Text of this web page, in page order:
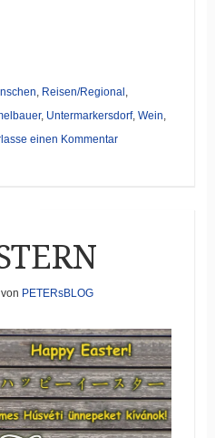
, Reisen/Regional ,
, Untermarkersdorf, Wein,
einen Kommentar
PETERsBLOG